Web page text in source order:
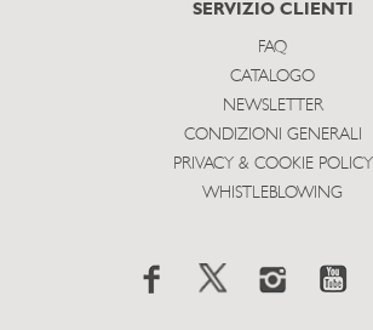
SERVIZIO CLIENTI
FAQ
CATALOGO
NEWSLETTER
CONDIZIONI GENERALI
PRIVACY & COOKIE POLICY
WHISTLEBLOWING